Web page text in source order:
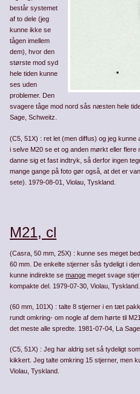
består systemet
af to dele (jeg
kunne ikke se
tågen imellem
dem), hvor den
største mod syd
hele tiden kunne
ses uden
problemer. Den
svagere tåge mod nord sås næsten hele
Sage, Schweitz.
(C5, 51X) : ret let (men diffus) og jeg kunne
i selve M20 se et og anden mørkt eller
danne sig et fast indtryk, så derfor ingen
mange gange på foto gør også, at det er
sete). 1979-08-01, Violau, Tyskland.
M21, cl
(Casra, 50 mm, 25X) : kunne ses meget
60 mm. De enkelte stjerner sås tydeligt i
kunne indirekte semange meget svage
kompakte del. 1979-07-30, Violau, Tyskland.
(60 mm, 101X) : talte 8 stjerner i en tæt
rundt omkring- om nogle af dem hørte til
det meste alle spredte. 1981-07-04, La
(C5, 51X) : Jeg har aldrig set så tydeligt
kikkert. Jeg talte omkring 15 stjerner, men
Violau, Tyskland.